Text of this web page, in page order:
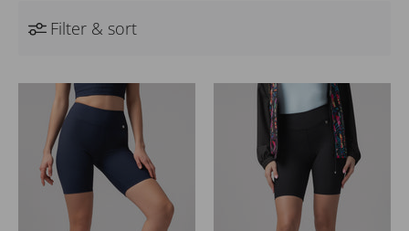
Filter & sort